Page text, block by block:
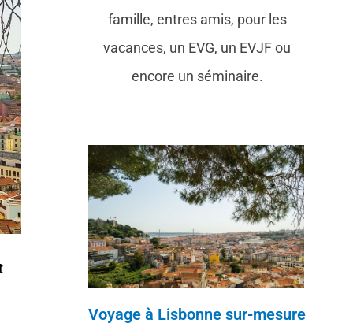
famille, entres amis, pour les
vacances, un EVG, un EVJF ou
encore un séminaire.
Voyage à Lisbonne sur-mesure